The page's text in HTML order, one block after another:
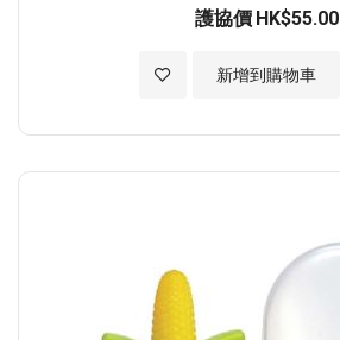
護協價 HK$55.00
新增到購物車
加入至願望清單